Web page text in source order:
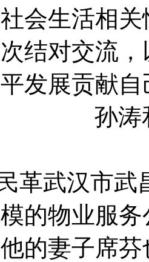
会生活相
结对交流，
发展贡献
刘希明
武汉市武
的物业服
的妻子席